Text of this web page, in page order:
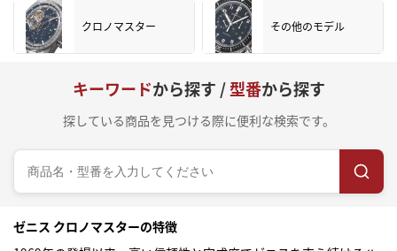
クロノマスター その他のモデル
キーワードから探す /型番から探す
探している商品を見つける際に便利な検索です。
ゼニス クロノマスターの特徴